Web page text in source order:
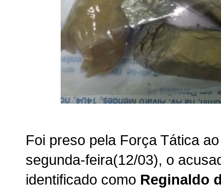
Foi preso pela Força Tática
segunda-feira(12/03), o
identificado como Reginaldo